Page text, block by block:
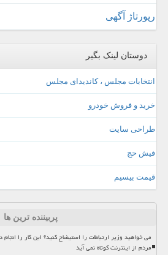
رپورتاژ آگهی
دوستان لینک بگیر
انتخابات مجلس ، کاندیدای مجلس
خرید و فروش خودرو
طراحی سایت
فیش حج
قیمت بیسیم
پربیننده ترین ها
می خواهید وزیر ارتباطات را استیضاح کنید؟ این کار را
مردم از اینترنت کوتاه نمی آید